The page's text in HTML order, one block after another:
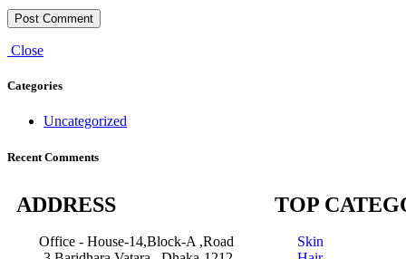
Close
Categories
Uncategorized
Recent Comments
ADDRESS
Office - House-14,Block-A ,Road
TOP
Skin